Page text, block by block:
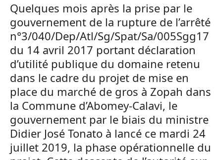
Quelques mois après la prise par le
gouvernement de la rupture de l’arrêté
n°3/040/Dep/Atl/Sg/Spat/Sa/005Sgg17
du 14 avril 2017 portant déclaration
d’utilité publique du domaine retenu
dans le cadre du projet de mise en
place du marché de gros à Zopah dans
la Commune d’Abomey-Calavi, le
gouvernement par le biais du ministre
Didier José Tonato à lancé ce mardi 24
juillet 2019, la phase opérationnelle du